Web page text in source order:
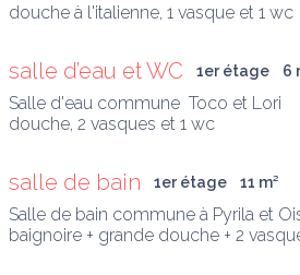
douche à l'italienne, 1 vasque et 1 wc
salle d’eau et WC 1er étage 6
Salle d'eau commune  Toco et Lori
douche, 2 vasques et 1 wc
salle de bain 1er étage 11 m²
Salle de bain commune à Pyrila et
baignoire + grande douche + 2